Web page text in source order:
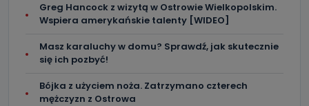
Greg Hancock z wizytą w Ostrowie Wielkopolskim.
Wspiera amerykańskie talenty [WIDEO]
Masz karaluchy w domu? Sprawdź, jak skutecznie
się ich pozbyć!
Bójka z użyciem noża. Zatrzymano czterech
mężczyzn z Ostrowa